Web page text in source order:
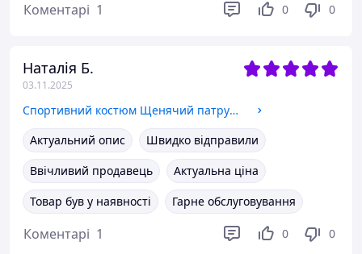
Коментарі 1 0 0
Наталія Б.
03.11.2025
Спортивний костюм Щенячий патруль дівочий
Актуальний опис
Швидко відправили
Ввічливий продавець
Актуальна ціна
Товар був у наявності
Гарне обслуговування
Коментарі 1 0 0